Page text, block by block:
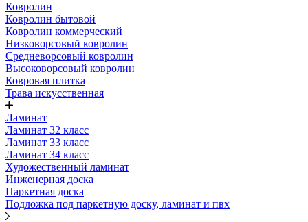
Ковролин
Ковролин бытовой
Ковролин коммерческий
Низковорсовый ковролин
Средневорсовый ковролин
Высоковорсовый ковролин
Ковровая плитка
Трава искусственная
Ламинат
Ламинат 32 класс
Ламинат 33 класс
Ламинат 34 класс
Художественный ламинат
Инженерная доска
Паркетная доска
Подложка под паркетную доску, ламинат и пвх